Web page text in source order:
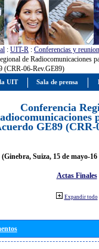
: UIT-R : Conferencias y
de Radiocomunicaciones
(CRR-06-Rev.GE89)
Conferencia
GE89 (CRR-
(Ginebra, Suiza, 15 de mayo-
Actas Finales
Expandir todo
la UIT Sala de prensa